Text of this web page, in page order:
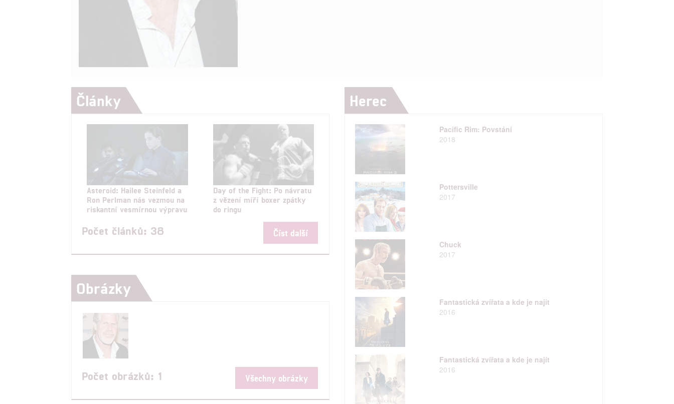
Články
Asteroid: Hailee Steinfeld a
Ron Perlman nás vezmou na
riskantní vesmírnou výpravu
Day of the Fight: Po návratu
z vězení míří boxer zpátky
do ringu
Počet článků: 38 Číst další
Obrázky
Počet obrázků: 1 Všechny obrázky
Herec
Pacific Rim: Povstání
2018
Pottersville
2017
Chuck
2017
Fantastická zvířata a kde je najít
2016
Fantastická zvířata a kde je najít
2016